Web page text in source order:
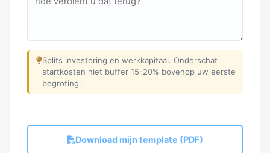
Splits investering en werkkapitaal. Onderschat
startkosten niet buffer 15-20% bovenop uw eerste
begroting.
Download mijn template (PDF)